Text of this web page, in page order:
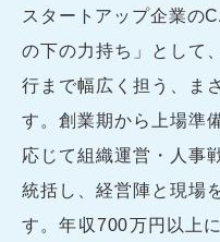
スタートアップ企業の
の下の力持ち」として
行まで幅広く担う、ま
す。創業期から上場準
応じて組織運営・人事
統括し、経営陣と現場
す。年収700万円以上